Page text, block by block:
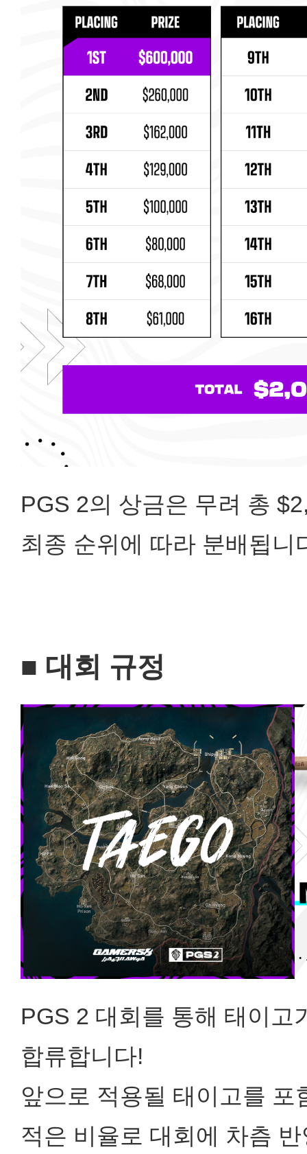
PGS 2의 상금은 무려 총
최종 순위에 따라 분배됩니
■ 대회 규정
PGS 2 대회를 통해 태이고
합류합니다!
앞으로 적용될 태이고를
적은 비율로 대회에 차츰